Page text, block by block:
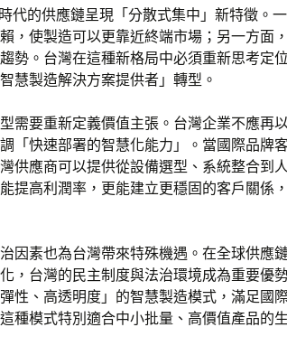
代的供應鏈呈現「分散式集中」新特徵。
，使製造可以更靠近終端市場；另一方面
勢。台灣在這種新格局中必須重新思考定
慧製造解決方案提供者」轉型。
需要重新定義價值主張。台灣企業不應再
「快速部署的智慧化能力」。當國際品牌
供應商可以提供從設備選型、系統整合到
提高利潤率，更能建立更穩固的客戶關係
因素也為台灣帶來特殊機遇。在全球供應
，台灣的民主制度與法治環境成為重要優
性、高透明度」的智慧製造模式，滿足國
種模式特別適合中小批量、高價值產品的